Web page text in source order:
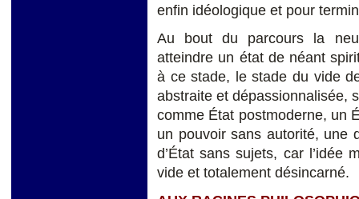
enfin idéologique et pour
Au bout du parcours la
atteindre un état de néant
à ce stade, le stade du vide
abstraite et dépassionnalisée,
comme État postmoderne, un
un pouvoir sans autorité, une
d’État sans sujets, car l’idée
vide et totalement désincarné.